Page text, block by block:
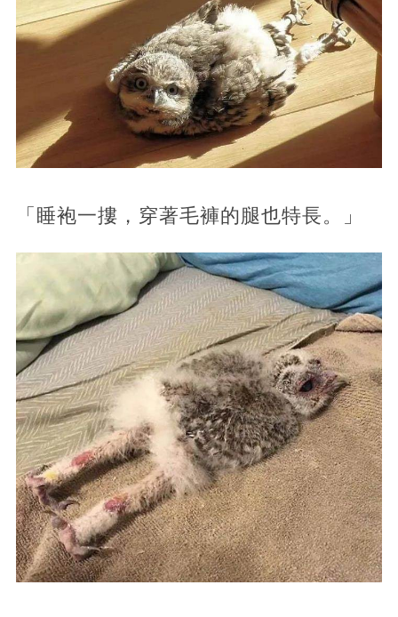
「睡袍一摟，穿著毛褲的腿也特長。」